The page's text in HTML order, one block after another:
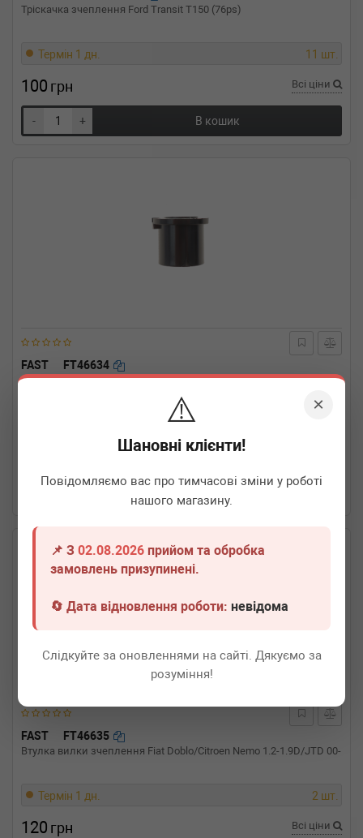
×
⚠️
Шановні клієнти!
Повідомляємо вас про тимчасові зміни у роботі
нашого магазину.
📌 З02.08.2026 прийом та обробка
замовлень призупинені.
🔄 Дата відновлення роботи:невідома
Слідкуйте за оновленнями на сайті. Дякуємо за
розуміння!
Тріскачка зчеплення Ford Transit T150 (76ps)
Термін 1 дн. 11 шт.
100 грн Всі ціни
- + В кошик
FAST FT46634
Втулка вилки зчеплення (зверху) Fiat Doblo/Citroen Nemo 1.2-
FAST FT46635
Втулка вилки зчеплення Fiat Doblo/Citroen Nemo 1.2-1.9D/JTD 00-
Термін 1 дн. 2 шт.
120 грн Всі ціни